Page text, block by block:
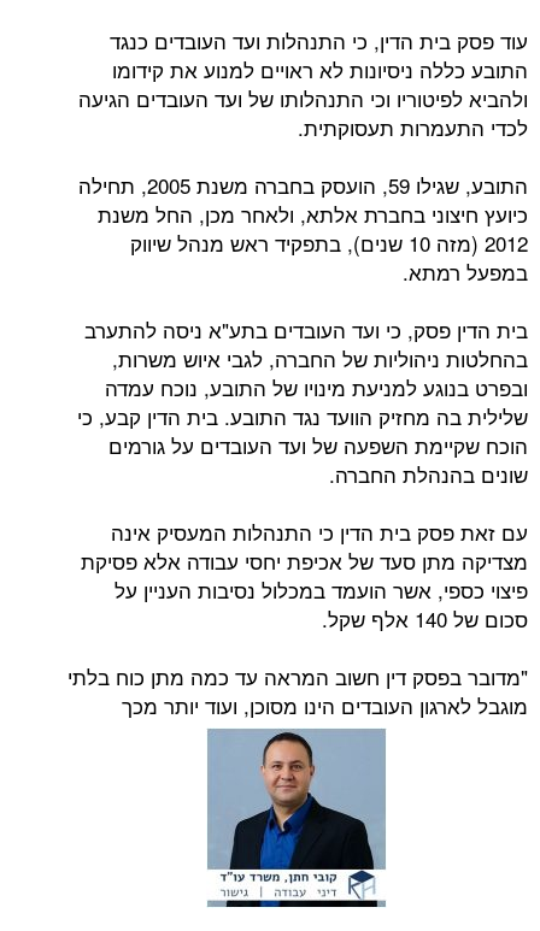
עוד פסק בית הדין, כי התנהלות ועד העובדים כנגד
התובע כללה ניסיונות לא ראויים למנוע את קידומו
ולהביא לפיטוריו וכי התנהלותו של ועד העובדים הגיעה
לכדי התעמרות תעסוקתית.
התובע, שגילו 59, הועסק בחברה משנת 2005, תחילה
כיועץ חיצוני בחברת אלתא, ולאחר מכן, החל משנת
2012 (מזה 10 שנים), בתפקיד ראש מנהל שיווק
במפעל רמתא.
בית הדין פסק, כי ועד העובדים בתע"א ניסה להתערב
בהחלטות ניהוליות של החברה, לגבי איוש משרות,
ובפרט בנוגע למניעת מינויו של התובע, נוכח עמדה
שלילית בה מחזיק הוועד נגד התובע. בית הדין קבע, כי
הוכח שקיימת השפעה של ועד העובדים על גורמים
שונים בהנהלת החברה.
עם זאת פסק בית הדין כי התנהלות המעסיק אינה
מצדיקה מתן סעד של אכיפת יחסי עבודה אלא פסיקת
פיצוי כספי, אשר הועמד במכלול נסיבות העניין על
סכום של 140 אלף שקל.
"מדובר בפסק דין חשוב המראה עד כמה מתן כוח בלתי
מוגבל לארגון העובדים הינו מסוכן, ועוד יותר מכך